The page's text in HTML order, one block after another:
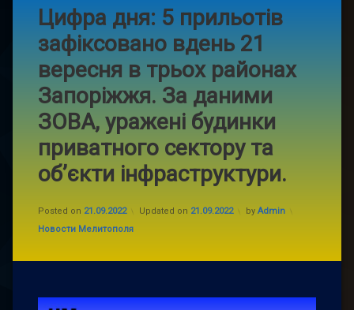
Цифра дня: 5 прильотів
зафіксовано вдень 21
вересня в трьох районах
Запоріжжя. За даними
ЗОВА, уражені будинки
приватного сектору та
об’єкти інфраструктури.
Posted on 21.09.2022 Updated on 21.09.2022 by Admin
Categories:
Новости Мелитополя